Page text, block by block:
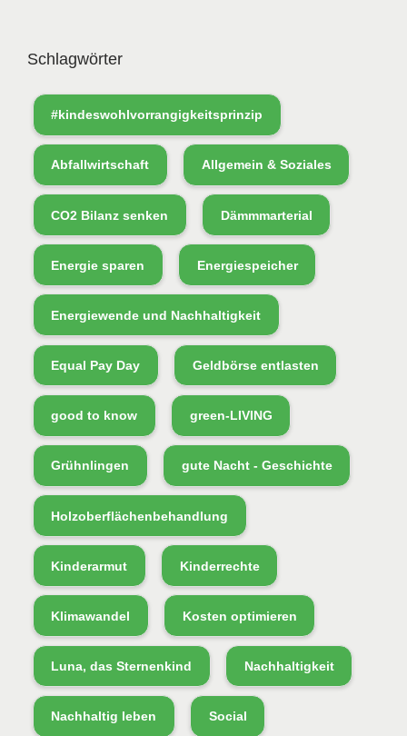
Schlagwörter
#kindeswohlvorrangigkeitsprinzip
Abfallwirtschaft Allgemein & Soziales
CO2 Bilanz senken Dämmmarterial
Energie sparen Energiespeicher
Energiewende und Nachhaltigkeit
Equal Pay Day Geldbörse entlasten
good to know green-LIVING
Grühnlingen gute Nacht - Geschichte
Holzoberflächenbehandlung
Kinderarmut Kinderrechte
Klimawandel Kosten optimieren
Luna, das Sternenkind Nachhaltigkeit
Nachhaltig leben Social